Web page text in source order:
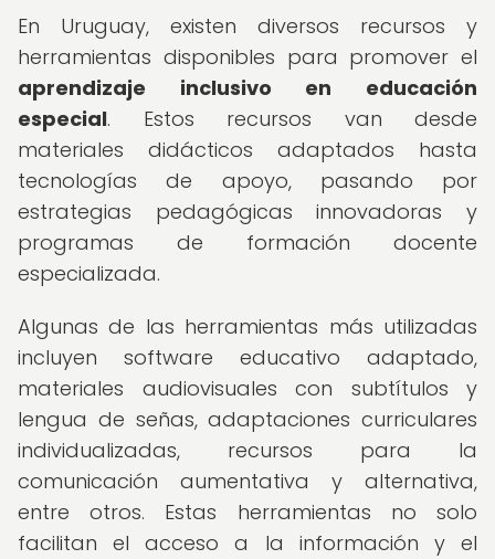
En Uruguay, existen diversos recursos y
herramientas disponibles para promover el
aprendizaje inclusivo en educación
especial. Estos recursos van desde
materiales didácticos adaptados hasta
tecnologías de apoyo, pasando por
estrategias pedagógicas innovadoras y
programas de formación docente
especializada.
Algunas de las herramientas más utilizadas
incluyen software educativo adaptado,
materiales audiovisuales con subtítulos y
lengua de señas, adaptaciones curriculares
individualizadas, recursos para la
comunicación aumentativa y alternativa,
entre otros. Estas herramientas no solo
facilitan el acceso a la información y el